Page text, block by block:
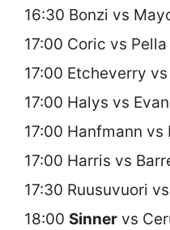
16:30 Bonzi vs
17:00 Coric vs Pella
17:00 Etcheverry
17:00 Halys vs
17:00 Hanfmann vs
17:00 Harris vs
17:30 Ruusuvuori
18:00 Sinner vs